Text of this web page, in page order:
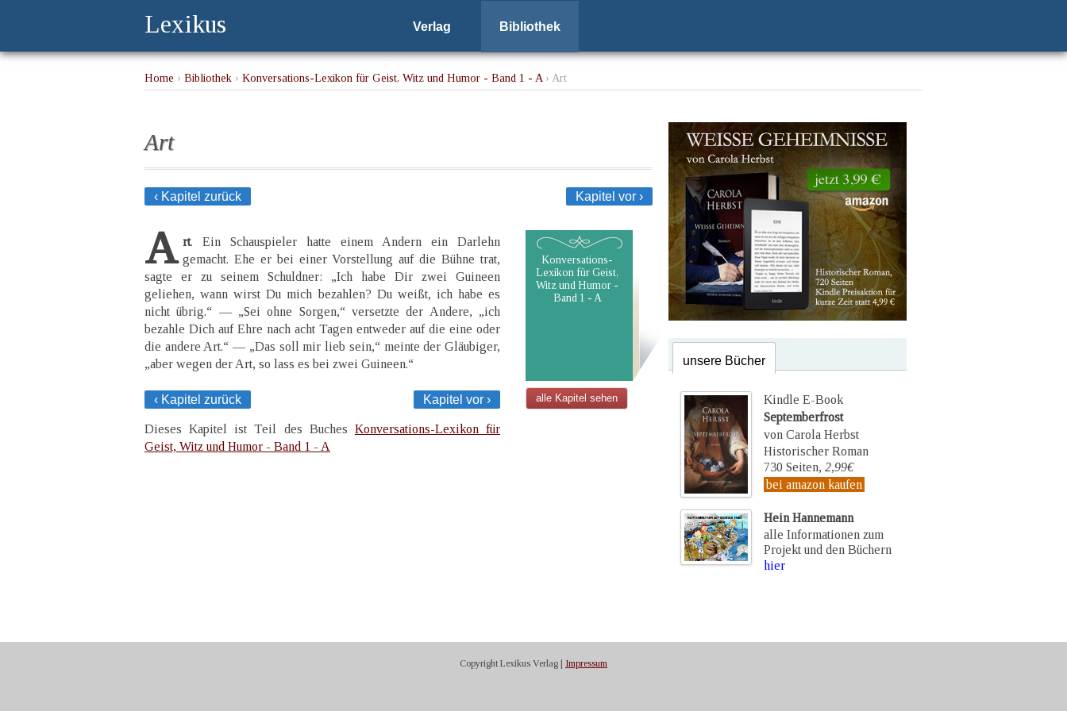
Lexikus Verlag Bibliothek
Home › Bibliothek › Konversations-Lexikon für Geist, Witz und Humor - Band 1 - A › Art
Art
‹ Kapitel zurück Kapitel vor ›
A rt. Ein Schauspieler hatte einem Andern ein Darlehn
gemacht. Ehe er bei einer Vorstellung auf die Bühne trat,
sagte er zu seinem Schuldner: „Ich habe Dir zwei Guineen
geliehen, wann wirst Du mich bezahlen? Du weißt, ich habe es
nicht übrig.“ — „Sei ohne Sorgen,“ versetzte der Andere, „ich
bezahle Dich auf Ehre nach acht Tagen entweder auf die eine oder
die andere Art.“ — „Das soll mir lieb sein,“ meinte der Gläubiger,
„aber wegen der Art, so lass es bei zwei Guineen.“
‹ Kapitel zurück Kapitel vor ›
Dieses Kapitel ist Teil des Buches Konversations-Lexikon für
Geist, Witz und Humor - Band 1 - A
Konversations-
Lexikon für Geist,
Witz und Humor -
Band 1 - A
alle Kapitel sehen
unsere Bücher
Kindle E-Book
Septemberfrost
von Carola Herbst
Historischer Roman
730 Seiten, 2,99€
bei amazon kaufen
Hein Hannemann
alle Informationen zum
Projekt und den Büchern
hier
Copyright Lexikus Verlag | Impressum